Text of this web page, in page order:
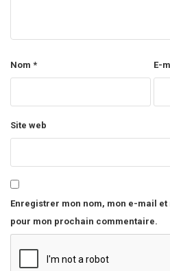
Nom * E-
Site web
Enregistrer mon nom, mon e-mail
pour mon prochain commentaire.